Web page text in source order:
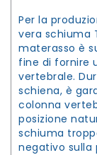
Per la
vera schiuma
materasso è
fine di fornire
vertebrale.
schiena, è
colonna
posizione
schiuma
negativo sulla